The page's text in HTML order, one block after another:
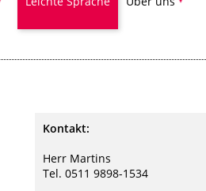
Kontakt:
Herr Martins
Tel. 0511 9898-1534